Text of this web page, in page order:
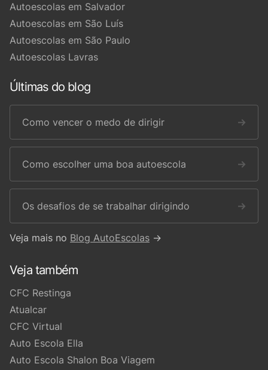
Autoescolas em Salvador
Autoescolas em São Luís
Autoescolas em São Paulo
Autoescolas Lavras
Últimas do blog
Como vencer o medo de dirigir →
Como escolher uma boa autoescola →
Os desafios de se trabalhar dirigindo →
Veja mais no Blog AutoEscolas →
Veja também
CFC Restinga
Atualcar
CFC Virtual
Auto Escola Ella
Auto Escola Shalon Boa Viagem